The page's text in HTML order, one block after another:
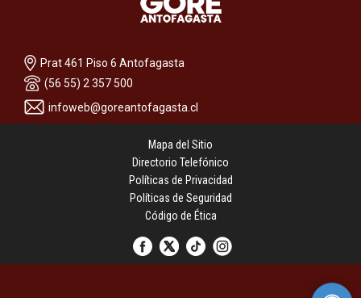
Prat 461 Piso 6 Antofagasta
(56 55) 2 357 500
infoweb@goreantofagasta.cl
Mapa del Sitio
Directorio Telefónico
Políticas de Privacidad
Políticas de Seguridad
Código de Ética